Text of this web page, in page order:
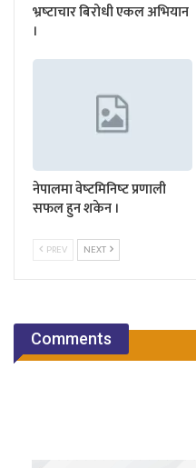
भ्रष्‍टाचार बिरोधी एकल अभियान
।
नेपालमा वेष्‍टमिनिष्‍ट प्रणाली
सफल हुन शकेन ।
PREV NEXT
Comments